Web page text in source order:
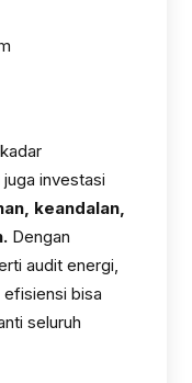
investasi
keandalan,
Dengan
audit energi,
efisiensi bisa
seluruh